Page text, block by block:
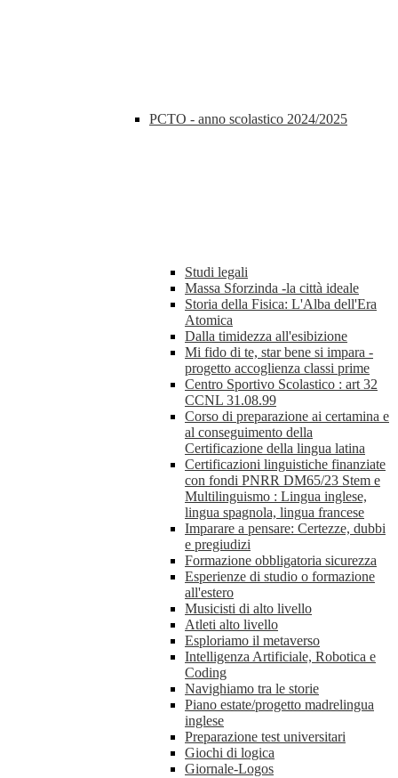
PCTO - anno scolastico 2024/2025
Studi legali
Massa Sforzinda -la città ideale
Storia della Fisica: L'Alba dell'Era
Atomica
Dalla timidezza all'esibizione
Mi fido di te, star bene si impara -
progetto accoglienza classi prime
Centro Sportivo Scolastico : art 32
CCNL 31.08.99
Corso di preparazione ai certamina e
al conseguimento della
Certificazione della lingua latina
Certificazioni linguistiche finanziate
con fondi PNRR DM65/23 Stem e
Multilinguismo : Lingua inglese,
lingua spagnola, lingua francese
Imparare a pensare: Certezze, dubbi
e pregiudizi
Formazione obbligatoria sicurezza
Esperienze di studio o formazione
all'estero
Musicisti di alto livello
Atleti alto livello
Esploriamo il metaverso
Intelligenza Artificiale, Robotica e
Coding
Navighiamo tra le storie
Piano estate/progetto madrelingua
inglese
Preparazione test universitari
Giochi di logica
Giornale-Logos